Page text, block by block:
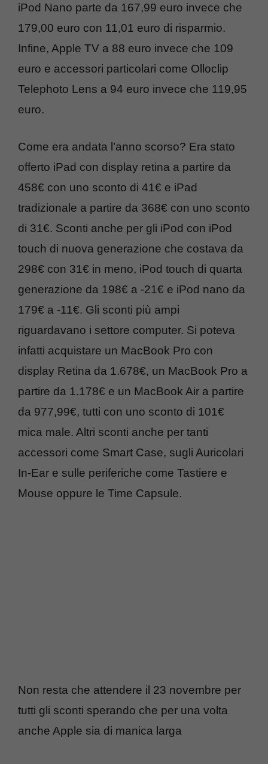
iPod Nano parte da 167,99 euro invece che
179,00 euro con 11,01 euro di risparmio.
Infine, Apple TV a 88 euro invece che 109
euro e accessori particolari come Olloclip
Telephoto Lens a 94 euro invece che 119,95
euro.
Come era andata l’anno scorso? Era stato
offerto iPad con display retina a partire da
458€ con uno sconto di 41€ e iPad
tradizionale a partire da 368€ con uno sconto
di 31€. Sconti anche per gli iPod con iPod
touch di nuova generazione che costava da
298€ con 31€ in meno, iPod touch di quarta
generazione da 198€ a -21€ e iPod nano da
179€ a -11€. Gli sconti più ampi
riguardavano i settore computer. Si poteva
infatti acquistare un MacBook Pro con
display Retina da 1.678€, un MacBook Pro a
partire da 1.178€ e un MacBook Air a partire
da 977,99€, tutti con uno sconto di 101€
mica male. Altri sconti anche per tanti
accessori come Smart Case, sugli Auricolari
In-Ear e sulle periferiche come Tastiere e
Mouse oppure le Time Capsule.
Non resta che attendere il 23 novembre per
tutti gli sconti sperando che per una volta
anche Apple sia di manica larga